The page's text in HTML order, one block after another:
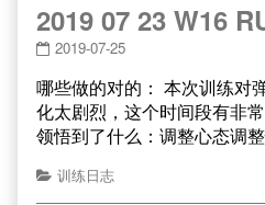
2019 07 23 W16
2019-07-25
哪些做的对的： 本次训练对
化太剧烈，这个时间段有非
领悟到了什么：调整心态调
训练日志